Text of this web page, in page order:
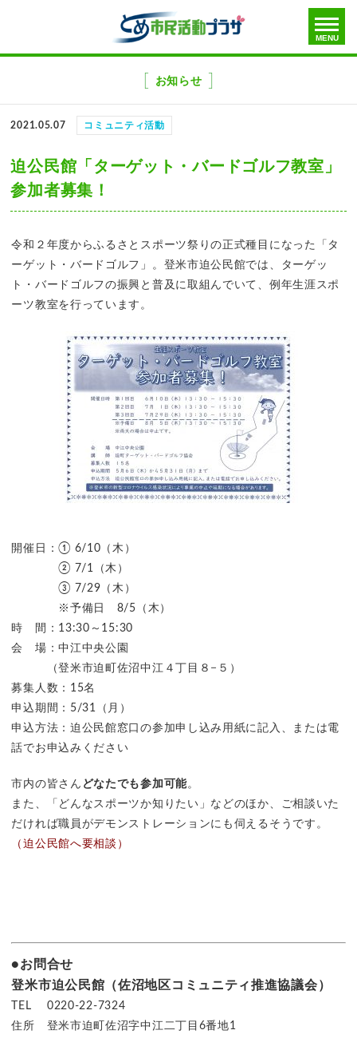
ニ
toggle
menu
MENU
お知らせ
2021.05.07 コミュニティ活動
迫公民館「ターゲット・バードゴルフ教室」
参加者募集！
令和２年度からふるさとスポーツ祭りの正式種目になった「タ
ーゲット・バードゴルフ」。登米市迫公民館では、ターゲッ
ト・バードゴルフの振興と普及に取組んでいて、例年生涯スポ
ーツ教室を行っています。
開催日：① 6/10（木）
② 7/1（木）
③ 7/29（木）
※予備日 8/5（木）
時 間：13:30～15:30
会 場：中江中央公園
（登米市迫町佐沼中江４丁目８−５）
募集人数：15名
申込期間：5/31（月）
申込方法：迫公民館窓口の参加申し込み用紙に記入、または電
話でお申込みください
市内の皆さん どなたでも参加可能。
また、「どんなスポーツか知りたい」などのほか、ご相談いた
だければ職員がデモンストレーションにも伺えるそうです。
（迫公民館へ要相談）
●お問合せ
登米市迫公民館（佐沼地区コミュニティ推進協議会）
TEL 0220-22-7324
住所 登米市迫町佐沼字中江二丁目6番地1